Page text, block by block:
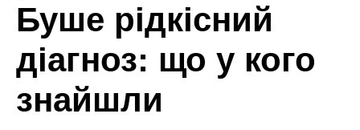
Буше рідкісний
діагноз: що у кого
знайшли